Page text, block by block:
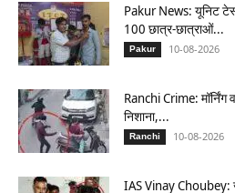
Pakur News: यूनिट
100 छात्र-छात्राओं...
Pakur 10-08-2026
Ranchi Crime: मॉर्निंग
निशाना,...
Ranchi 10-08-2026
IAS Vinay Choubey: